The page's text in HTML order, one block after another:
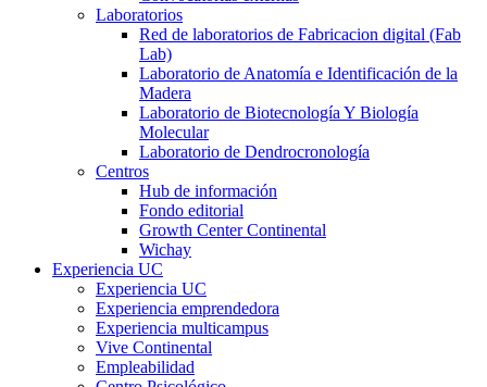
Laboratorios
Red de laboratorios de Fabricacion digital (Fab
Lab)
Laboratorio de Anatomía e Identificación de la
Madera
Laboratorio de Biotecnología Y Biología
Molecular
Laboratorio de Dendrocronología
Centros
Hub de información
Fondo editorial
Growth Center Continental
Wichay
Experiencia UC
Experiencia UC
Experiencia emprendedora
Experiencia multicampus
Vive Continental
Empleabilidad